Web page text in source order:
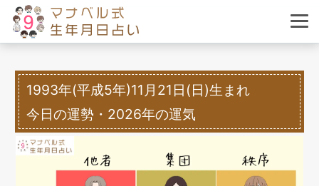
1993年(平成5年)11月21日(日)生まれ
今日の運勢・2026年の運気